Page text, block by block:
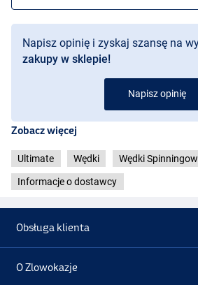
Napisz opinię i zyskaj szansę na
zakupy w sklepie!
Napisz opinię
Zobacz więcej
Ultimate Wędki Wędki
Informacje o dostawcy
Obsługa klienta
O Zlowokazje